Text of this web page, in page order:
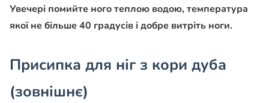
Увечері помийте ного теплою водою, температура
якої не більше 40 градусів і добре витріть ноги.
Присипка для ніг з кори дуба
(зовнішнє)